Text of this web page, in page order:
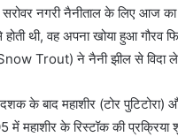
सरोवर नगरी नैनीताल के लिए आज
होती थी, वह अपना खोया हुआ गौरव
Trout) ने नैनी झील से विदा
के बाद महाशीर (टोर पुटिटोरा)
में महाशीर के रिस्टॉक की